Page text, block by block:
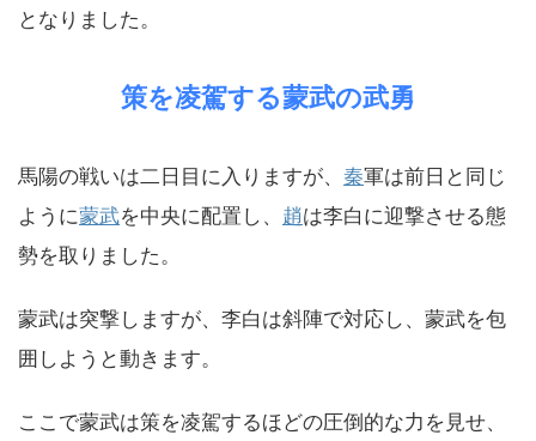
となりました。
策を凌駕する蒙武の武勇
馬陽の戦いは二日目に入りますが、 秦軍は前日と同じ
ように蒙武を中央に配置し、 趙は李白に迎撃させる態
勢を取りました。
蒙武は突撃しますが、李白は斜陣で対応し、蒙武を包
囲しようと動きます。
ここで蒙武は策を凌駕するほどの圧倒的な力を見せ、